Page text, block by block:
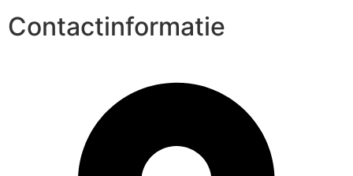
Contactinformatie